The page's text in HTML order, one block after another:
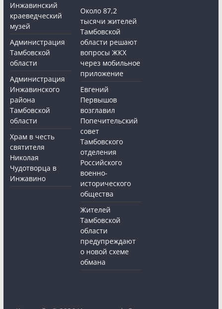
Инжавинский
краеведческий
музей
Администрация
Тамбовской
области
Администрация
Инжавинского
района
Тамбовской
области
Храм в честь
святителя
Николая
Чудотворца в
Инжавино
Около 87,2
тысячи жителей
Тамбовской
области решают
вопросы ЖКХ
через мобильное
приложение
Евгений
Первышов
возглавил
Попечительский
совет
Тамбовского
отделения
Российского
военно-
исторического
общества
Жителей
Тамбовской
области
предупреждают
о новой схеме
обмана